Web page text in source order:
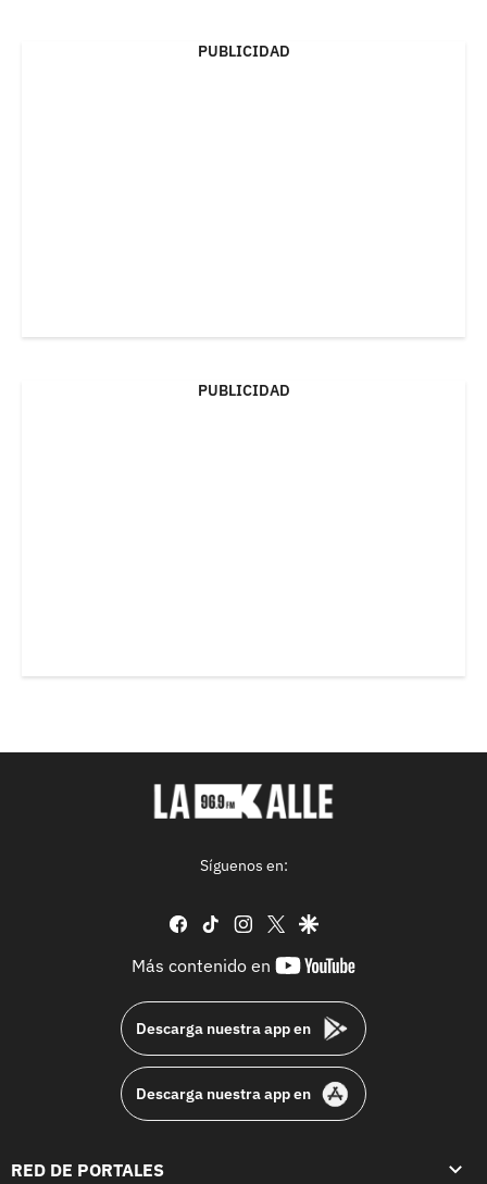
PUBLICIDAD
PUBLICIDAD
Síguenos en:
facebook
tiktok instagram
twittergoogle
Más contenido en
youtube-
Descarga nuestra app en
Descarga nuestra app en
RED DE PORTALES